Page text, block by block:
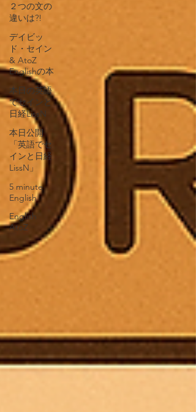
２つの文の
違いは?!
デイビッ
ド・セイン
& AtoZ
Englishの本
本日の英語
でセインと
日経LissN
本日公開
「英語でセ
インと日経
LissN」
5 minute
English
English
AtoZ